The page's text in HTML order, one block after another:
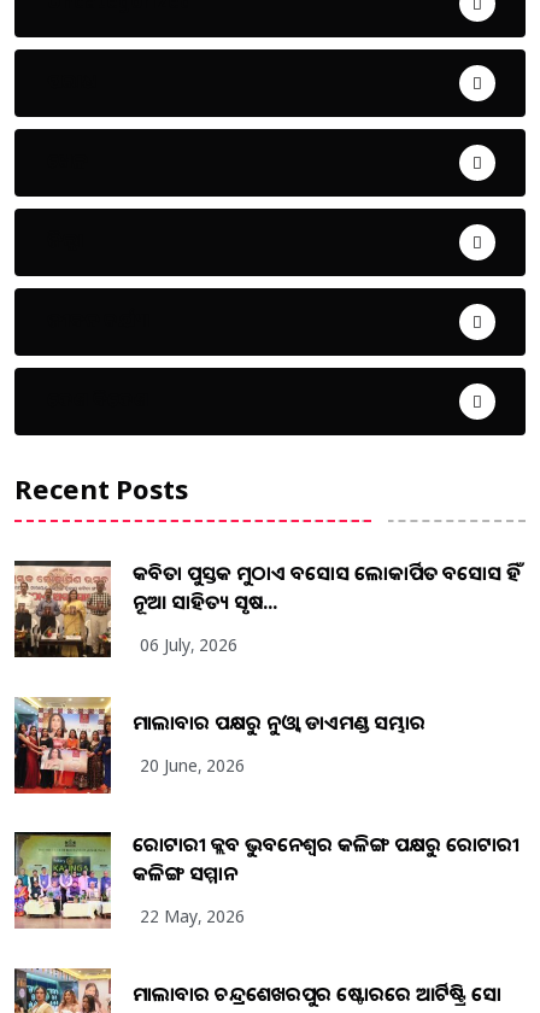
Recent Posts
କବିତା ପୁସ୍ତକ ମୁଠାଏ ଅବସୋସ ଲୋକାର୍ପିତ ଅବସୋସ ହିଁ
ନୂଆ ସାହିତ୍ୟ ସୃଷ...
06 July, 2026
ମାଲାବାର ପକ୍ଷରୁ ନୁଓ୍ବା ଡାଏମଣ୍ଡ ସମ୍ଭାର
20 June, 2026
ରୋଟାରୀ କ୍ଲବ ଭୁବନେଶ୍ୱର କଳିଙ୍ଗ ପକ୍ଷରୁ ରୋଟାରୀ
କଳିଙ୍ଗ ସମ୍ମାନ
22 May, 2026
ମାଲାବାର ଚନ୍ଦ୍ରଶେଖରପୁର ଷ୍ଟୋରରେ ଆର୍ଟିଷ୍ଟ୍ରି ସୋ